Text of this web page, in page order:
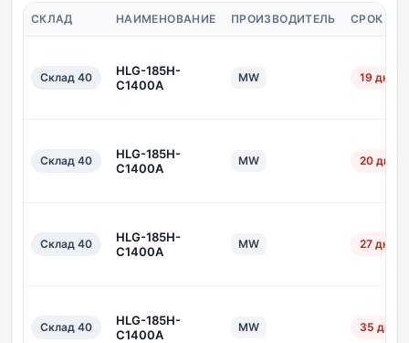
СКЛАД НАИМЕНОВАНИЕ ПРОИЗВОДИТЕЛЬ СРОК
Склад 40
HLG-185H-
C1400A
MW 19 дн.
Склад 40
HLG-185H-
C1400A
MW 20 дн.
Склад 40
HLG-185H-
C1400A
MW 27 дн.
Склад 40
HLG-185H-
C1400A
MW 35 дн.